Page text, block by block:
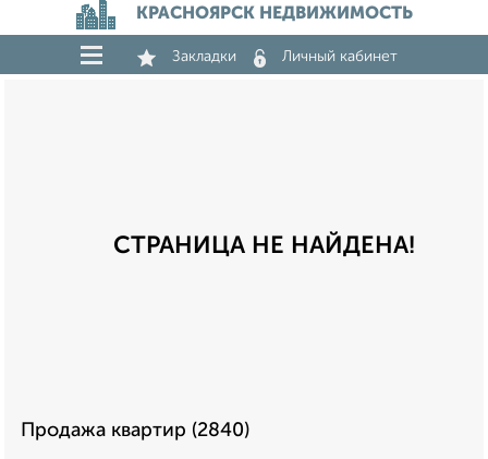
КРАСНОЯРСК НЕДВИЖИМОСТЬ
Закладки Личный кабинет
СТРАНИЦА НЕ НАЙДЕНА!
Продажа квартир (2840)